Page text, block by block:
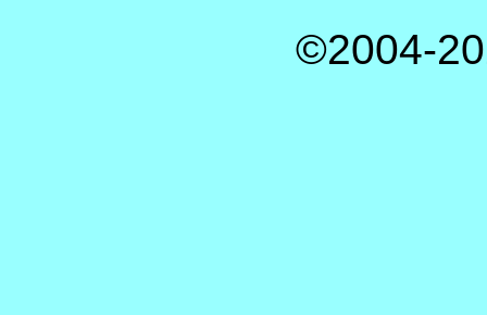
©2004-